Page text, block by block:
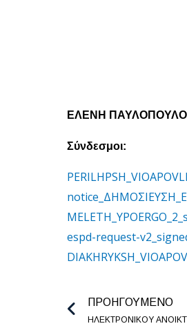
ΕΛΕΝΗ
Σύνδεσμοι:
espd-request-
ΠΡΟΗΓΟΥΜΕΝΟ